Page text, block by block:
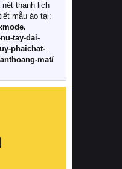
phẩm thông
ga gối đệm
sản xuất
lọc nguyên
dệt
hóa chất
rõ rệt sự khác
đệm nâng đỡ
các dòng
lượng quốc
nét thanh lịch
mẫu áo tại:
tay-dai-
phaichat-
mat/